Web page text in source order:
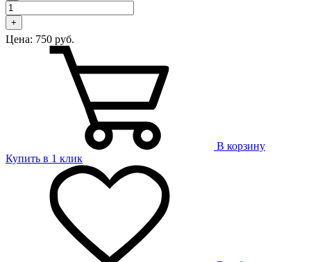
+
Цена: 750 руб.
В корзину
Купить в 1 клик